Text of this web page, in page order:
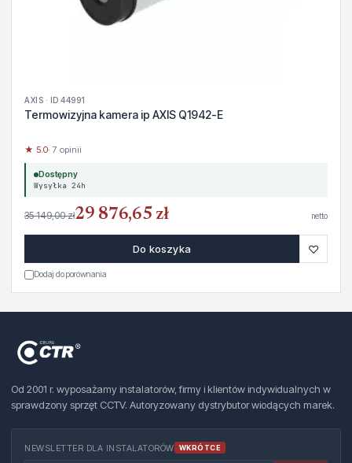
AXIS · ID 44991
Termowizyjna kamera ip AXIS Q1942-E
★ 5.0· 7 opinii
Dostępny
Wysyłka 24h
35 149,00 zł29 876,65 zł netto
Do koszyka ♡
Dodaj do porównania
Od 2001 r. wyposażamy instalatorów, firmy i klientów indywidualnych w
sprawdzony sprzęt CCTV. Autoryzowany dystrybutor wiodących marek.
NEWSLETTER DLA INSTALATORÓW WKRÓTCE